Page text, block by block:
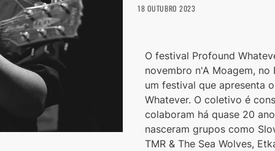
18 OUTUBRO 2023
O festival Profound
novembro n'A Moagem, no
um festival que apresenta
Whatever. O coletivo é
colaboram há quase 20
nasceram grupos como
TMR & The Sea Wolves,